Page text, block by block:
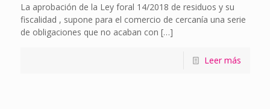
La aprobación de la Ley foral 14/2018 de residuos y su
fiscalidad , supone para el comercio de cercanía una serie
de obligaciones que no acaban con […]
Leer más